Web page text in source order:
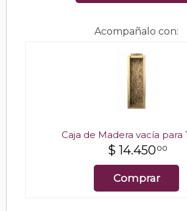
Acompañalo con:
Caja de Madera vacía para
$ 14.45000
Comprar